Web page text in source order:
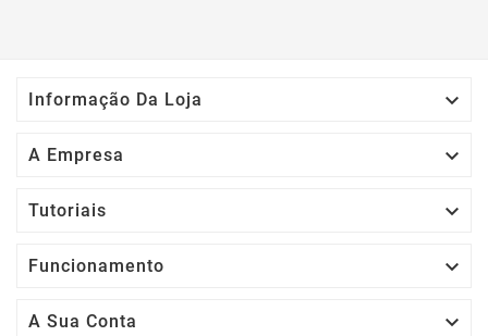
Informação Da Loja 
A Empresa 
Tutoriais 
Funcionamento 
A Sua Conta 